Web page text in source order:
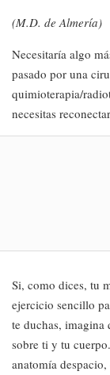
(M.D. de Almería)
Necesitaría algo
pasado por una
quimioterapia/
necesitas
Si, como dices, tu
ejercicio sencillo
te duchas, imagina
sobre ti y tu
anatomía